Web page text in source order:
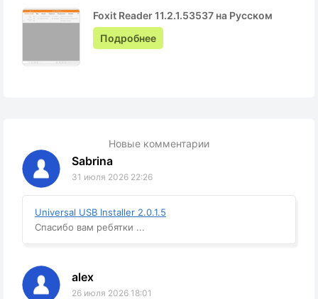
Foxit Reader 11.2.1.53537 на Русском
Подробнее
Новые комментарии
Sabrina
31 июля 2026 22:26
Universal USB Installer 2.0.1.5
Спасибо вам ребятки ...
alex
26 июля 2026 18:01